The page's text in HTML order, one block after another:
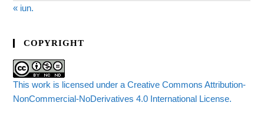
« iun.
COPYRIGHT
This work is licensed under a Creative Commons Attribution-
NonCommercial-NoDerivatives 4.0 International License.